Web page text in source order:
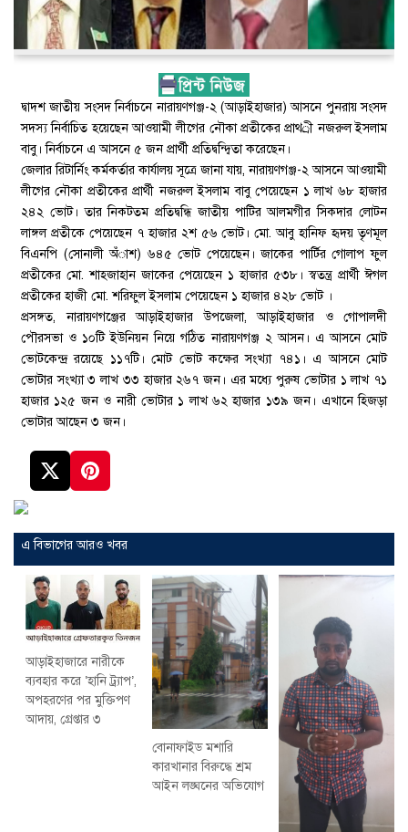
দ্বাদশ জাতীয় সংসদ নির্বাচনে নারায়ণগঞ্জ-২ (আড়াইহাজার) আসনে পুনরায় সংসদ
সদস্য নির্বাচিত হয়েছেন আওয়ামী লীগের নৌকা প্রতীকের প্রাথর্ী নজরুল ইসলাম
বাবু। নির্বাচনে এ আসনে ৫ জন প্রার্থী প্রতিদ্বন্দ্বিতা করেছেন।
জেলার রিটার্নিং কর্মকর্তার কার্যালয় সূত্রে জানা যায়, নারায়ণগঞ্জ-২ আসনে আওয়ামী
লীগের নৌকা প্রতীকের প্রার্থী নজরুল ইসলাম বাবু পেয়েছেন ১ লাখ ৬৮ হাজার
২৪২ ভোট। তার নিকটতম প্রতিদ্বন্ধি জাতীয় পাটির আলমগীর সিকদার লোটন
লাঙ্গল প্রতীকে পেয়েছেন ৭ হাজার ২শ ৫৬ ভোট। মো. আবু হানিফ হৃদয় তৃণমূল
বিএনপি (সোনালী অঁাশ) ৬৪৫ ভোট পেয়েছেন। জাকের পার্টির গোলাপ ফুল
প্রতীকের মো. শাহজাহান জাকের পেয়েছেন ১ হাজার ৫৩৮। স্বতন্ত্র প্রার্থী ঈগল
প্রতীকের হাজী মো. শরিফুল ইসলাম পেয়েছেন ১ হাজার ৪২৮ ভোট ।
প্রসঙ্গত, নারায়ণগঞ্জের আড়াইহাজার উপজেলা, আড়াইহাজার ও গোপালদী
পৌরসভা ও ১০টি ইউনিয়ন নিয়ে গঠিত নারায়ণগঞ্জ ২ আসন। এ আসনে মোট
ভোটকেন্দ্র রয়েছে ১১৭টি। মোট ভোট কক্ষের সংখ্যা ৭৪১। এ আসনে মোট
ভোটার সংখ্যা ৩ লাখ ৩৩ হাজার ২৬৭ জন। এর মধ্যে পুরুষ ভোটার ১ লাখ ৭১
হাজার ১২৫ জন ও নারী ভোটার ১ লাখ ৬২ হাজার ১৩৯ জন। এখানে হিজড়া
ভোটার আছেন ৩ জন।
এ বিভাগের আরও খবর
আড়াইহাজারে নারীকে
ব্যবহার করে ‘হানি ট্র্যাপ’,
অপহরণের পর মুক্তিপণ
আদায়, গ্রেপ্তার ৩
বোনাফাইড মশারি
কারখানার বিরুদ্ধে শ্রম
আইন লঙ্ঘনের অভিযোগ